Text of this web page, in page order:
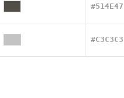
#514E47
#C3C3C3